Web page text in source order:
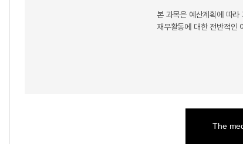
본 과목은 예산계획에 따
재무활동에 대한 전반적인
The